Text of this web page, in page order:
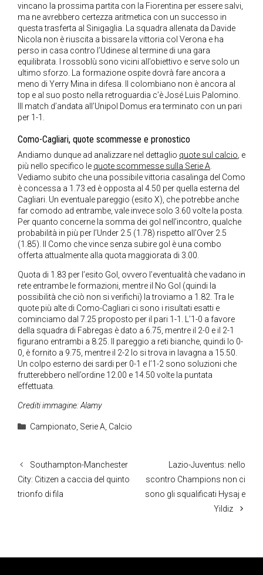
vincano la prossima partita con la Fiorentina per essere salvi,
ma ne avrebbero certezza aritmetica con un successo in
questa trasferta al Sinigaglia. La squadra allenata da Davide
Nicola non è riuscita a bissare la vittoria col Verona e ha
perso in casa contro l’Udinese al termine di una gara
equilibrata. I rossoblù sono vicini all’obiettivo e serve solo un
ultimo sforzo. La formazione ospite dovrà fare ancora a
meno di Yerry Mina in difesa. Il colombiano non è ancora al
top e al suo posto nella retroguardia c’è José Luis Palomino.
Ill match d’andata all’Unipol Domus era terminato con un pari
per 1-1.
Como-Cagliari, quote scommesse e pronostico
Andiamo dunque ad analizzare nel dettaglio quote sul calcio, e
più nello specifico le quote scommesse sulla Serie A.
Vediamo subito che una possibile vittoria casalinga del Como
è concessa a 1.73 ed è opposta al 4.50 per quella esterna del
Cagliari. Un eventuale pareggio (esito X), che potrebbe anche
far comodo ad entrambe, vale invece solo 3.60 volte la posta.
Per quanto concerne la somma dei gol nell’incontro, qualche
probabilità in più per l’Under 2.5 (1.78) rispetto all’Over 2.5
(1.85). Il Como che vince senza subire gol è una combo
offerta attualmente alla quota maggiorata di 3.00.
Quota di 1.83 per l’esito Gol, ovvero l’eventualità che vadano in
rete entrambe le formazioni, mentre il No Gol (quindi la
possibilità che ciò non si verifichi) la troviamo a 1.82. Tra le
quote più alte di Como-Cagliari ci sono i risultati esatti e
cominciamo dal 7.25 proposto per il pari 1-1. L’1-0 a favore
della squadra di Fabregas è dato a 6.75, mentre il 2-0 e il 2-1
figurano entrambi a 8.25. Il pareggio a reti bianche, quindi lo 0-
0, è fornito a 9.75, mentre il 2-2 lo si trova in lavagna a 15.50.
Un colpo esterno dei sardi per 0-1 e l’1-2 sono soluzioni che
frutterebbero nell’ordine 12.00 e 14.50 volte la puntata
effettuata.
Crediti immagine: Alamy
Categorie
Campionato, Serie A, Calcio
Southampton-Manchester
City: Citizen a caccia del quinto
trionfo di fila
Lazio-Juventus: nello
scontro Champions non ci
sono gli squalificati Hysaj e
Yildiz